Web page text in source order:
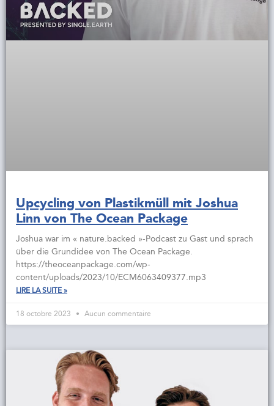
Upcycling von Plastikmüll mit Joshua
Linn von The Ocean Package
Joshua war im « nature.backed »-Podcast zu Gast und sprach
über die Grundidee von The Ocean Package.
https://theoceanpackage.com/wp-
content/uploads/2023/10/ECM6063409377.mp3
LIRE LA SUITE »
18 octobre 2023 Aucun commentaire